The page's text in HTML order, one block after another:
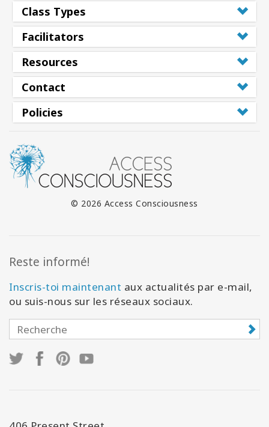
Class Types
Facilitators
Resources
Contact
Policies
© 2026 Access Consciousness
Reste informé!
Inscris-toi maintenant aux actualités par e-mail,
ou suis-nous sur les réseaux sociaux.